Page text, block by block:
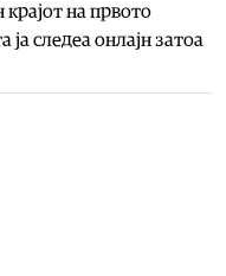
на првото
ја следеа онлајн затоа